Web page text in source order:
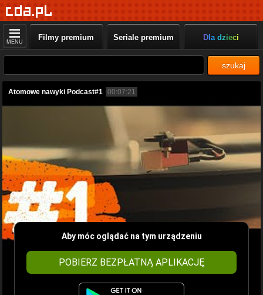
MENU Filmy premium Seriale premium Dla dzieci
szukaj
Atomowe nawyki Podcast#1 00:07:21
Aby móc oglądać na tym urządzeniu
POBIERZ BEZPŁATNĄ APLIKACJĘ